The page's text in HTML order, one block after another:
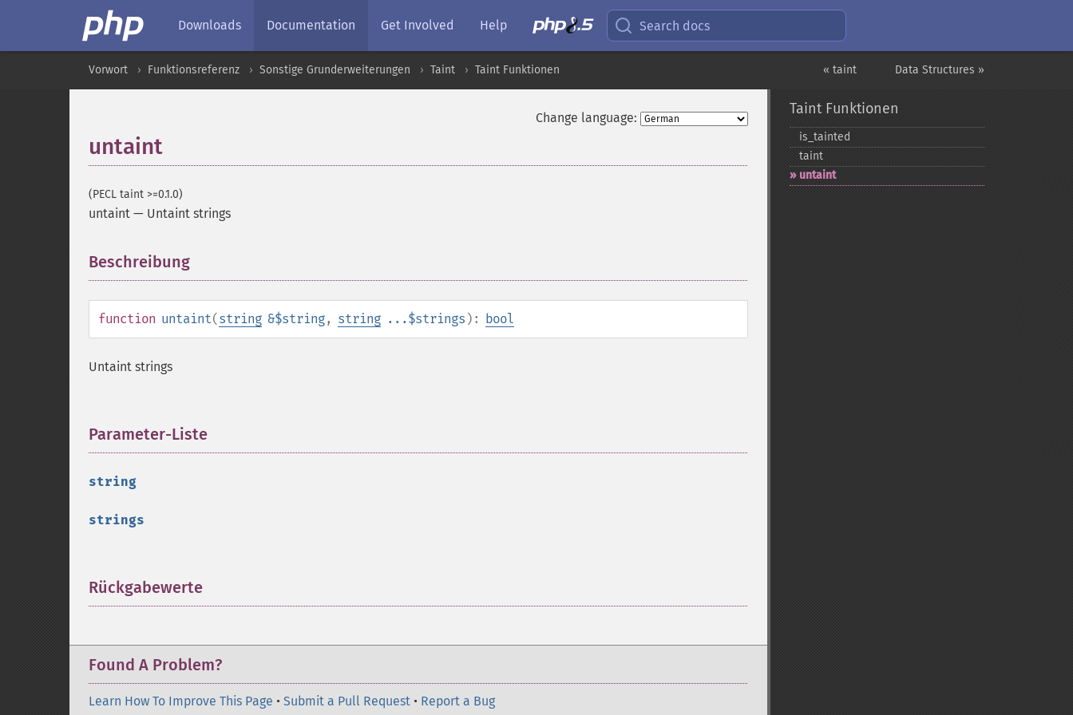
Downloads Documentation Get Involved Help Search docs
Data Structures »
« taint
Vorwort Funktionsreferenz Sonstige Grunderweiterungen Taint Taint Funktionen
Change language:
untaint
(PECL taint >=0.1.0)
untaint — Untaint strings
Beschreibung
function untaint(string &$string, string ...$strings ): bool
Untaint strings
Parameter-Liste
string
strings
Rückgabewerte
Found A Problem?
Learn How To Improve This Page • Submit a Pull Request • Report a Bug
Taint Funktionen
is_​tainted
taint
untaint